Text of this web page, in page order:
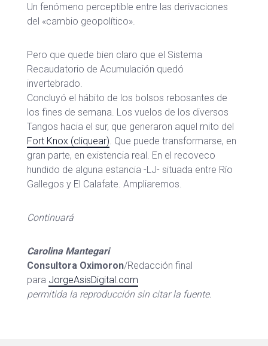
Un fenómeno perceptible entre las derivaciones
del «cambio geopolítico».
Pero que quede bien claro que el Sistema
Recaudatorio de Acumulación quedó
invertebrado.
Concluyó el hábito de los bolsos rebosantes de
los fines de semana. Los vuelos de los diversos
Tangos hacia el sur, que generaron aquel mito del
Fort Knox (cliquear). Que puede transformarse, en
gran parte, en existencia real. En el recoveco
hundido de alguna estancia -LJ- situada entre Río
Gallegos y El Calafate. Ampliaremos.
Continuará
Carolina Mantegari
Consultora Oximoron/Redacción final
para JorgeAsisDigital.com
permitida la reproducción sin citar la fuente.